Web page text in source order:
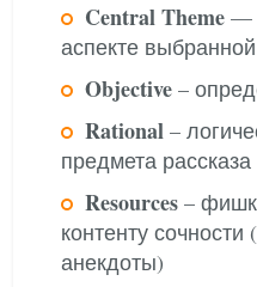
Central Theme —
аспекте
Objective –
Rational –
предмета рассказа
Resources –
контенту
анекдоты)